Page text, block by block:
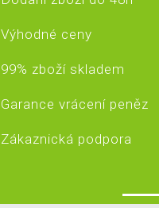
Výhodné ceny
99% zboží skladem
Garance vrácení peněz
Zákaznická podpora